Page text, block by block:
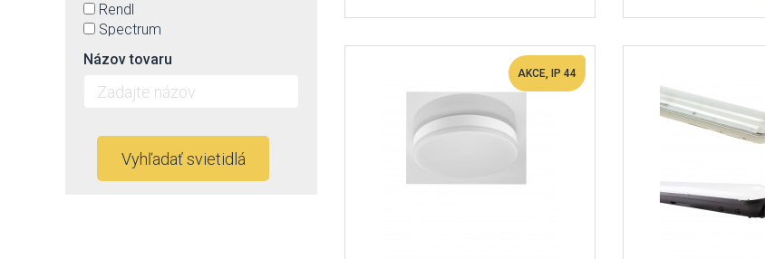
AKCE, IP 44
Rendl
Spectrum
Strühm-Ideus
Názov tovaru
Vyhľadať svietidlá